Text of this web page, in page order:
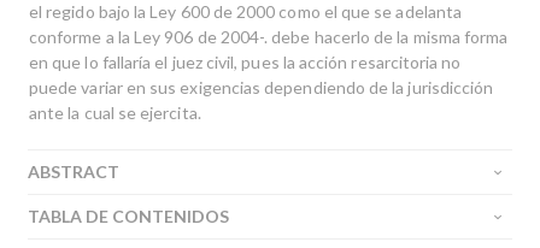
el regido bajo la Ley 600 de 2000 como el que se adelanta
conforme a la Ley 906 de 2004-. debe hacerlo de la misma forma
en que lo fallaría el juez civil, pues la acción resarcitoria no
puede variar en sus exigencias dependiendo de la jurisdicción
ante la cual se ejercita.
ABSTRACT
TABLA DE CONTENIDOS